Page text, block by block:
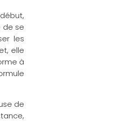
de se
les
elle
à
de